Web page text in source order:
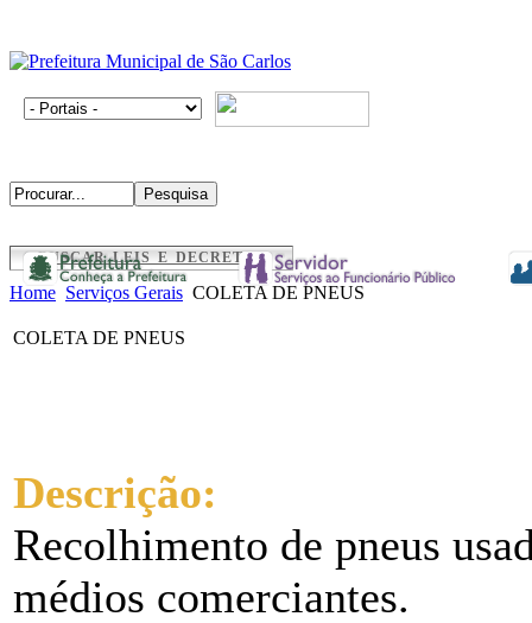
BUSCAR LEIS E DECRETOS
Home Serviços Gerais COLETA DE PNEUS
COLETA DE PNEUS
Descrição:
Recolhimento de pneus
médios comerciantes.